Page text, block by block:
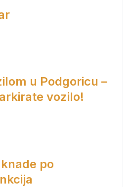
u Podgoricu –
vozilo!
po